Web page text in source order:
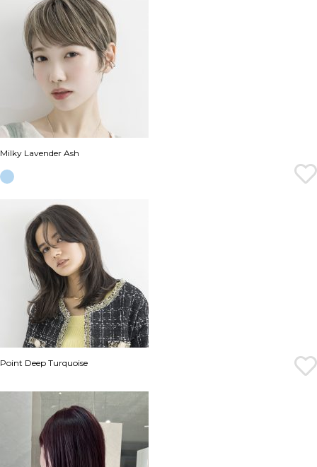
Milky Lavender Ash
Point Deep Turquoise